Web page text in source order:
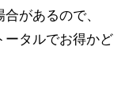
があるので、
ータルでお得かど